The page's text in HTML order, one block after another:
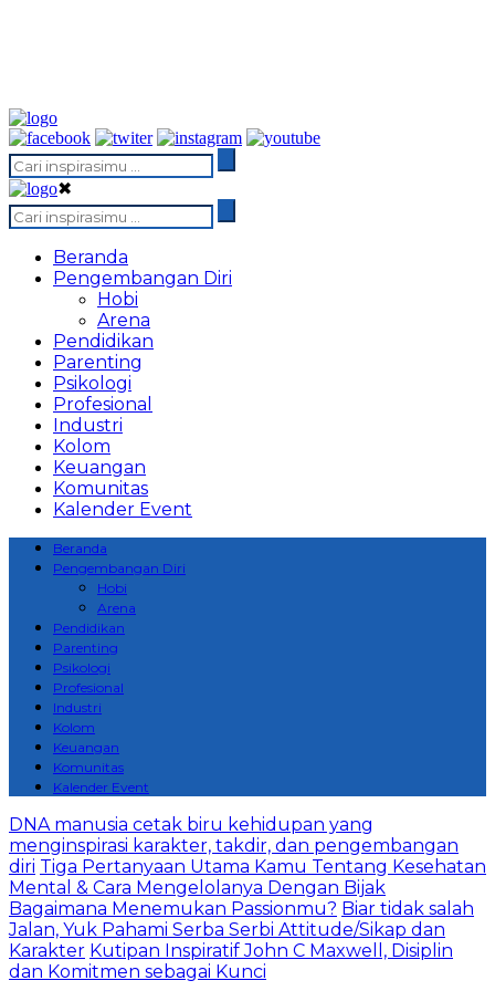
✖
Beranda
Pengembangan Diri
Hobi
Arena
Pendidikan
Parenting
Psikologi
Profesional
Industri
Kolom
Keuangan
Komunitas
Kalender Event
Beranda
Pengembangan Diri
Hobi
Arena
Pendidikan
Parenting
Psikologi
Profesional
Industri
Kolom
Keuangan
Komunitas
Kalender Event
DNA manusia cetak biru kehidupan yang
menginspirasi karakter, takdir, dan pengembangan
diri Tiga Pertanyaan Utama Kamu Tentang Kesehatan
Mental & Cara Mengelolanya Dengan Bijak
Bagaimana Menemukan Passionmu? Biar tidak salah
Jalan, Yuk Pahami Serba Serbi Attitude/Sikap dan
Karakter Kutipan Inspiratif John C Maxwell, Disiplin
dan Komitmen sebagai Kunci